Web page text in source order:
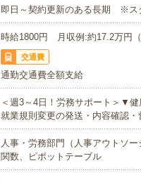
即日～契約更新のある長期 ※ス
時給1800円 月収例:約17.2万円
交通費
通勤交通費全額支給
＜週3～4日！労務サポート＞▼
就業規則変更の発送・内容確認
人事・労務部門（人事アウトソ
関数、ピポットテーブル